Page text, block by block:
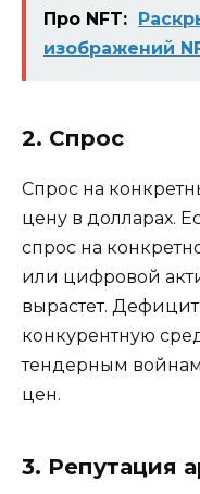
Про NFT:
изображений
2. Спрос
Спрос на
цену в долларах.
спрос на
или цифровой
вырастет.
конкурентную
тендерным
цен.
3. Репутация